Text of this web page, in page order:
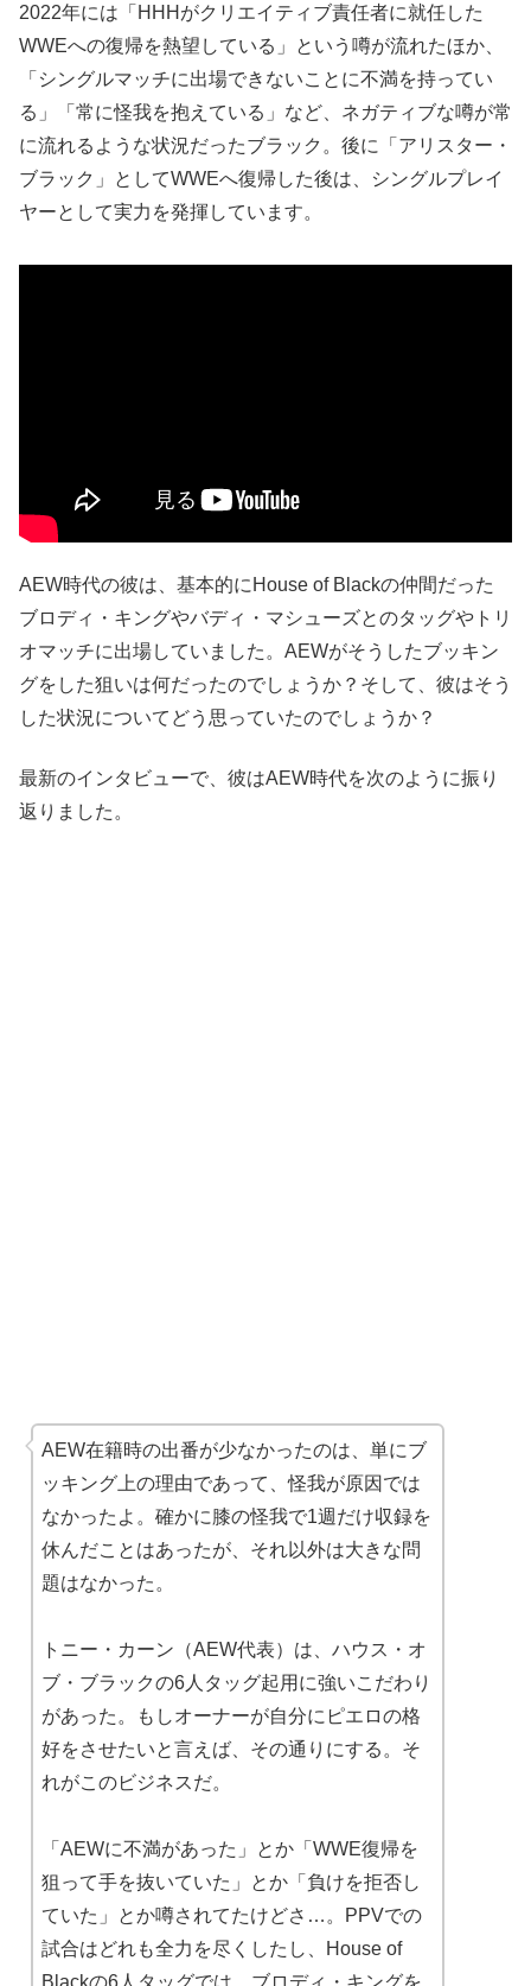
2022年には「HHHがクリエイティブ責任者に就任した
WWEへの復帰を熱望している」という噂が流れたほか、
「シングルマッチに出場できないことに不満を持ってい
る」「常に怪我を抱えている」など、ネガティブな噂が常
に流れるような状況だったブラック。後に「アリスター・
ブラック」としてWWEへ復帰した後は、シングルプレイ
ヤーとして実力を発揮しています。
AEW時代の彼は、基本的にHouse of Blackの仲間だった
ブロディ・キングやバディ・マシューズとのタッグやトリ
オマッチに出場していました。AEWがそうしたブッキン
グをした狙いは何だったのでしょうか？そして、彼はそう
した状況についてどう思っていたのでしょうか？
最新のインタビューで、彼はAEW時代を次のように振り
返りました。
AEW在籍時の出番が少なかったのは、単にブ
ッキング上の理由であって、怪我が原因では
なかったよ。確かに膝の怪我で1週だけ収録を
休んだことはあったが、それ以外は大きな問
題はなかった。
トニー・カーン（AEW代表）は、ハウス・オ
ブ・ブラックの6人タッグ起用に強いこだわり
があった。もしオーナーが自分にピエロの格
好をさせたいと言えば、その通りにする。そ
れがこのビジネスだ。
「AEWに不満があった」とか「WWE復帰を
狙って手を抜いていた」とか「負けを拒否し
ていた」とか噂されてたけどさ…。PPVでの
試合はどれも全力を尽くしたし、House of
Blackの6人タッグでは、ブロディ・キングを